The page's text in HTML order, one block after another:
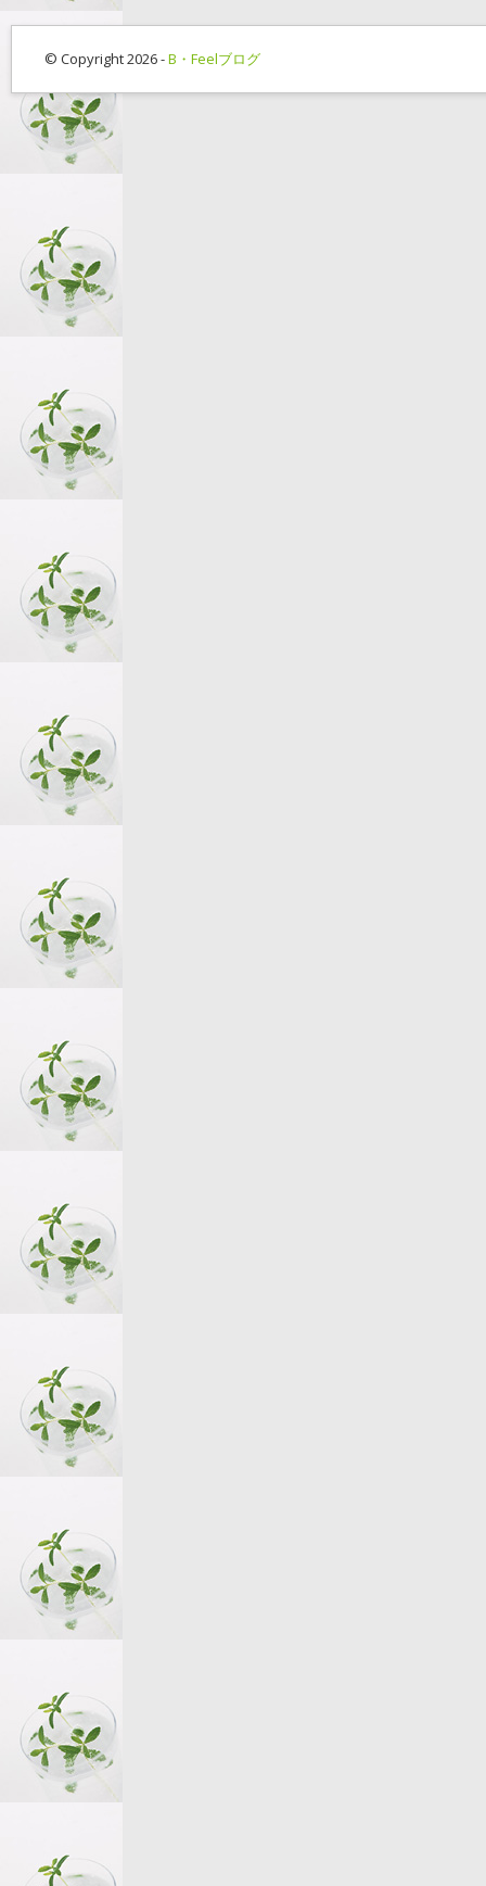
© Copyright 2026 -B・Feelブログ